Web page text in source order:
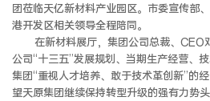
团莅临天亿新材料产业园区。市委宣传部
港开发区相关领导全程陪同。
在新材料展厅，集团公司总裁、CEO
公司“十三五”发展规划、当期生产经营、
集团“重视人才培养、敢于技术革创新”的
望天原集团继续保持转型升级的强有力势